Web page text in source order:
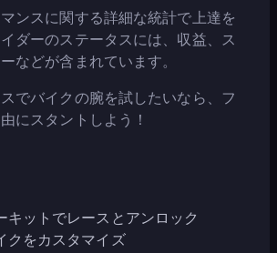
ンスに関する詳細な統計で上達を
ダーのステータスには、収益、ス
などが含まれています。
でバイクの腕を試したいなら、フ
にスタントしよう！
キットでレースとアンロック
クをカスタマイズ